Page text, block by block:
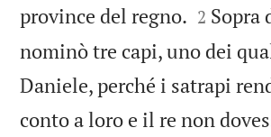
province del regno. 

2 Sopra
nominò tre capi, uno dei
Daniele, perché i satrapi
conto a loro e il re non